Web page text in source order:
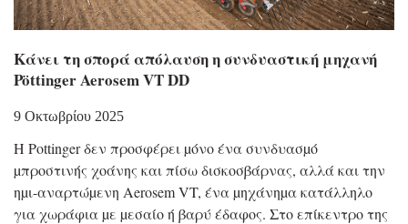
Κάνει τη σπορά απόλαυση η συνδυαστική μηχανή
Pöttinger Aerosem VT DD
9 Οκτωβρίου 2025
Η Pottinger δεν προσφέρει µόνο ένα συνδυασµό
µπροστινής χοάνης και πίσω δισκοσβάρνας, αλλά και την
ηµι-αναρτώµενη Aerosem VT, ένα µηχάνηµα κατάλληλο
για χωράφια µε µεσαίο ή βαρύ έδαφος. Στο επίκεντρο της